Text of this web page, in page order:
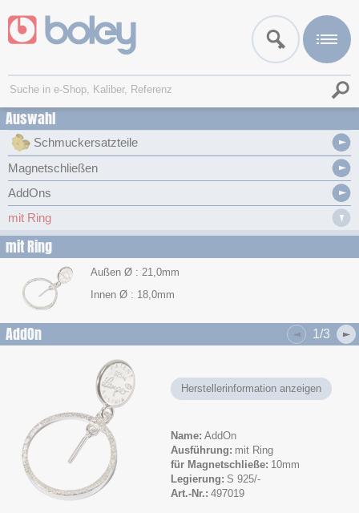
Auswahl
Schmuckersatzteile
Magnetschließen
AddOns
mit Ring
mit Ring
Außen Ø : 21,0mm
Innen Ø : 18,0mm
AddOn 1/3
Herstellerinformation anzeigen
Name AddOn
Ausführung mit Ring
für Magnetschließe 10mm
Legierung S 925/-
Art.-Nr. 497019